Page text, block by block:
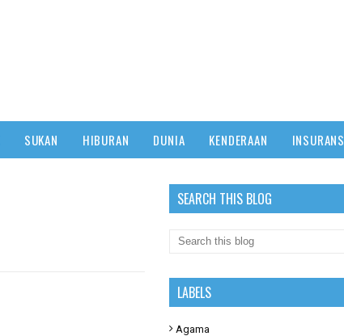
SUKAN HIBURAN DUNIA KENDERAAN INSURANS
SEARCH THIS BLOG
LABELS
Agama